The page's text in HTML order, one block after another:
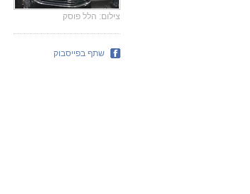
צילום: הלל פוסק
שתף בפייסבוק